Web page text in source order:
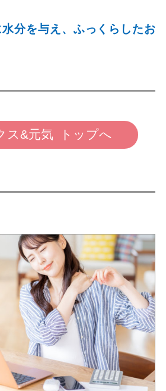
分を与え、ふっくらしたお
ス&元気 トップへ